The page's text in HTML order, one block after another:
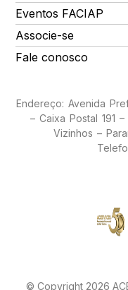
Eventos FACIAP
Associe-se
Fale conosco
Endereço: Avenida
– Caixa Postal 191
Vizinhos –
© Copyright 2026